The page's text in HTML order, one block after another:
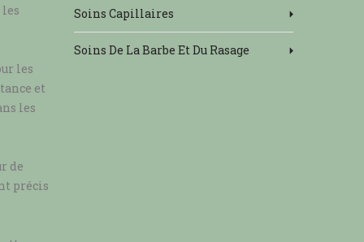
les
et
les
de
précis
Soins Capillaires
Soins De La Barbe Et Du Rasage